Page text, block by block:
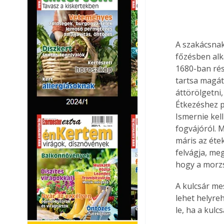
A
főzésben
1680-ban
tartsa
áttörölgetni,
Étkezéshez
Ismernie
fogvájóról.
máris az
felvágja,
hogy a
A kulcsár
lehet
le, ha a